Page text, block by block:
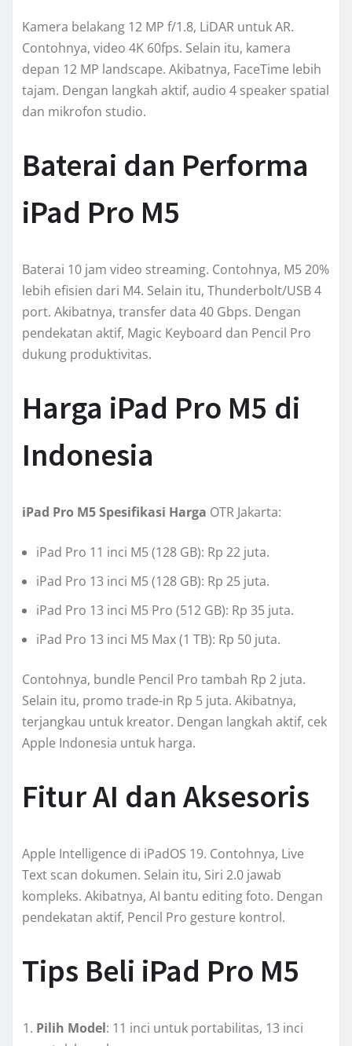
Kamera belakang 12 MP f/1.8, LiDAR untuk AR.
Contohnya, video 4K 60fps. Selain itu, kamera
depan 12 MP landscape. Akibatnya, FaceTime lebih
tajam. Dengan langkah aktif, audio 4 speaker spatial
dan mikrofon studio.
Baterai dan Performa
iPad Pro M5
Baterai 10 jam video streaming. Contohnya, M5 20%
lebih efisien dari M4. Selain itu, Thunderbolt/USB 4
port. Akibatnya, transfer data 40 Gbps. Dengan
pendekatan aktif, Magic Keyboard dan Pencil Pro
dukung produktivitas.
Harga iPad Pro M5 di
Indonesia
iPad Pro M5 Spesifikasi Harga OTR Jakarta:
iPad Pro 11 inci M5 (128 GB): Rp 22 juta.
iPad Pro 13 inci M5 (128 GB): Rp 25 juta.
iPad Pro 13 inci M5 Pro (512 GB): Rp 35 juta.
iPad Pro 13 inci M5 Max (1 TB): Rp 50 juta.
Contohnya, bundle Pencil Pro tambah Rp 2 juta.
Selain itu, promo trade-in Rp 5 juta. Akibatnya,
terjangkau untuk kreator. Dengan langkah aktif, cek
Apple Indonesia untuk harga.
Fitur AI dan Aksesoris
Apple Intelligence di iPadOS 19. Contohnya, Live
Text scan dokumen. Selain itu, Siri 2.0 jawab
kompleks. Akibatnya, AI bantu editing foto. Dengan
pendekatan aktif, Pencil Pro gesture kontrol.
Tips Beli iPad Pro M5
Pilih Model: 11 inci untuk portabilitas, 13 inci